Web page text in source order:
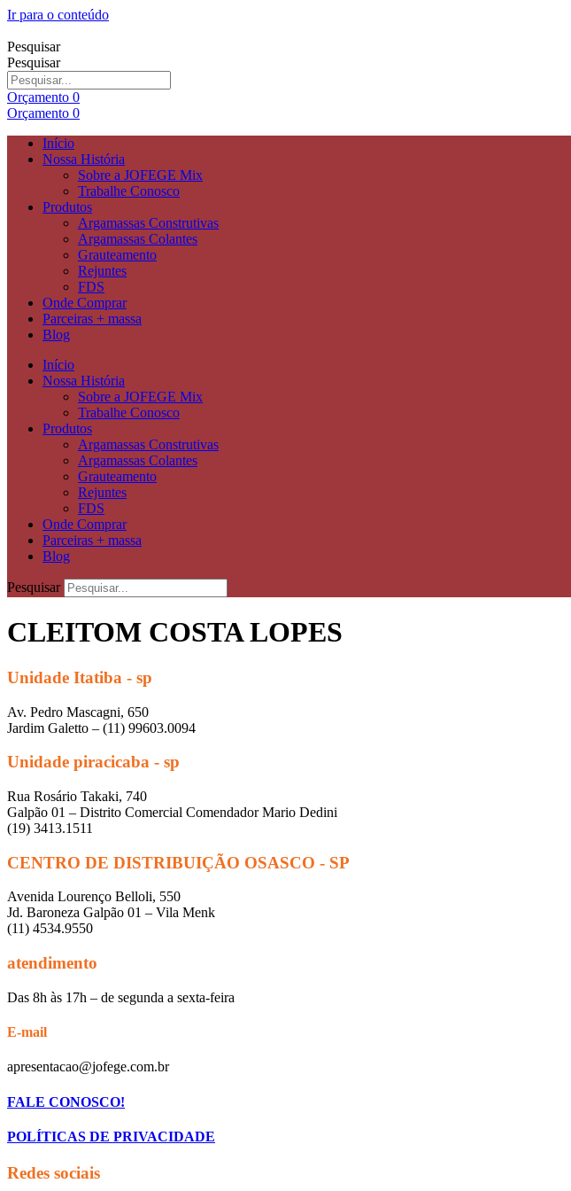
Ir para o conteúdo
Pesquisar
Pesquisar
Orçamento 0
Orçamento 0
Início
Nossa História
Sobre a JOFEGE Mix
Trabalhe Conosco
Produtos
Argamassas Construtivas
Argamassas Colantes
Grauteamento
Rejuntes
FDS
Onde Comprar
Parceiras + massa
Blog
Início
Nossa História
Sobre a JOFEGE Mix
Trabalhe Conosco
Produtos
Argamassas Construtivas
Argamassas Colantes
Grauteamento
Rejuntes
FDS
Onde Comprar
Parceiras + massa
Blog
Pesquisar
CLEITOM COSTA LOPES
Unidade Itatiba - sp
Av. Pedro Mascagni, 650
Jardim Galetto – (11) 99603.0094
Unidade piracicaba - sp
Rua Rosário Takaki, 740
Galpão 01 – Distrito Comercial Comendador Mario Dedini
(19) 3413.1511
CENTRO DE DISTRIBUIÇÃO OSASCO - SP
Avenida Lourenço Belloli, 550
Jd. Baroneza Galpão 01 – Vila Menk
(11) 4534.9550
atendimento
Das 8h às 17h – de segunda a sexta-feira
E-mail
apresentacao@jofege.com.br
FALE CONOSCO!
POLÍTICAS DE PRIVACIDADE
Redes sociais